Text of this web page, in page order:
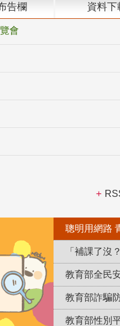
告欄 資料下
會
聰明用網路
教育部全民
教育部詐騙
教育部性別